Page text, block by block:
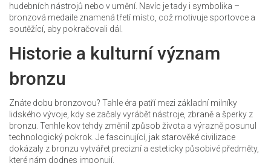
hudebních nástrojů nebo v umění. Navíc je tady i symbolika –
bronzová medaile znamená třetí místo, což motivuje sportovce a
soutěžící, aby pokračovali dál.
Historie a kulturní význam
bronzu
Znáte dobu bronzovou? Tahle éra patří mezi základní milníky
lidského vývoje, kdy se začaly vyrábět nástroje, zbraně a šperky z
bronzu. Tenhle kov tehdy změnil způsob života a výrazně posunul
technologický pokrok. Je fascinující, jak starověké civilizace
dokázaly z bronzu vytvářet precizní a esteticky působivé předměty,
které nám dodnes imponují.